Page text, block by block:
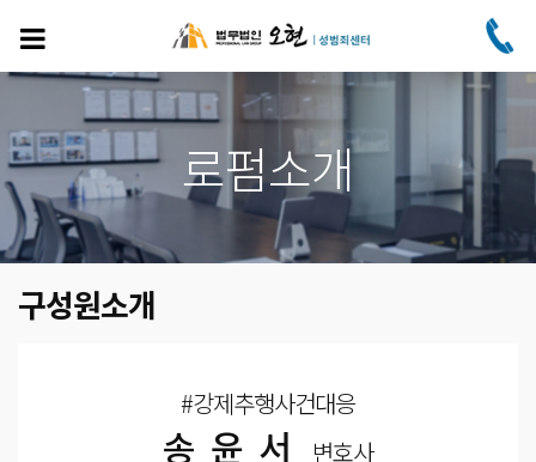
주
요
콘
로
건
너
뛰
기
로펌소개
구성원소개
#강제추행사건대응
송윤서 변호사